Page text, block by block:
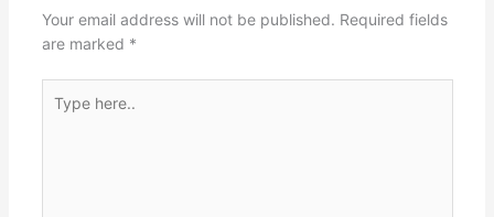
Your email address will not be published. Required fields
are marked *
here..